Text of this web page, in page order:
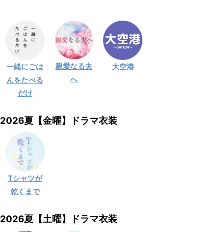
一緒にごは
んをたべる
だけ
親愛なる夫
へ
大空港
2026夏【金曜】ドラマ衣装
Tシャツが
乾くまで
2026夏【土曜】ドラマ衣装